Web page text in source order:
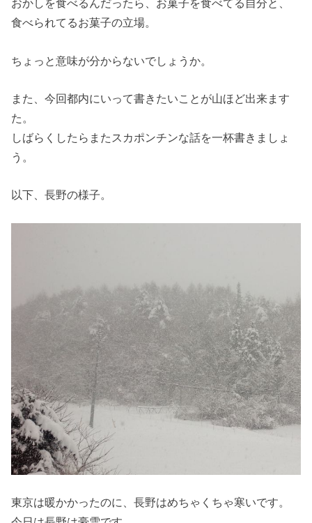
おかしを食べるんだったら、お菓子を食べてる自分と、
食べられてるお菓子の立場。
ちょっと意味が分からないでしょうか。
また、今回都内にいって書きたいことが山ほど出来ます
た。
しばらくしたらまたスカポンチンな話を一杯書きましょ
う。
以下、長野の様子。
東京は暖かかったのに、長野はめちゃくちゃ寒いです。